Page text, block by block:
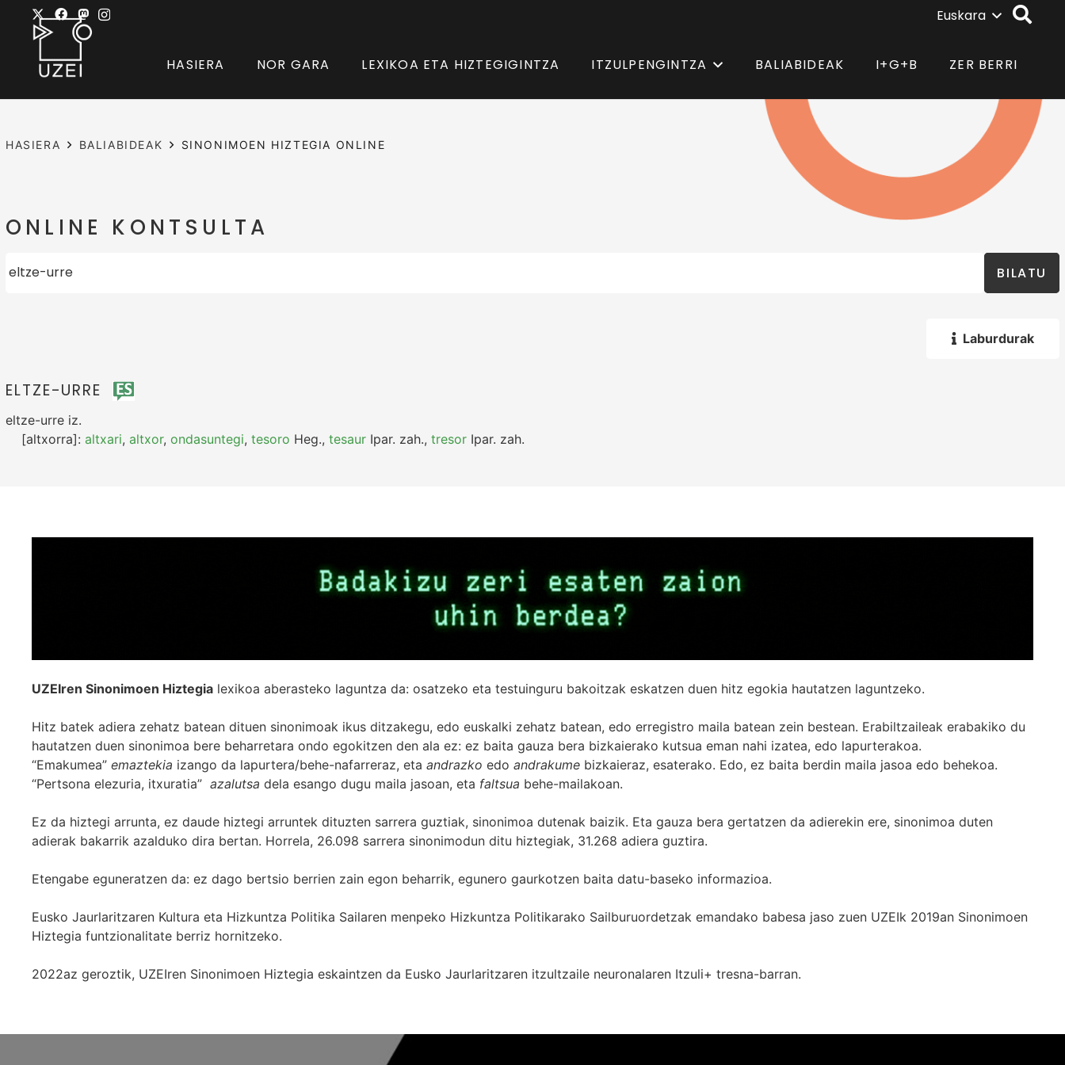
Euskara
HASIERA NOR GARA LEXIKOA ETA HIZTEGIGINTZA ITZULPENGINTZA BALIABIDEAK I+G+B ZER BERRI
HASIERA BALIABIDEAK SINONIMOEN HIZTEGIA ONLINE
ONLINE KONTSULTA
BILATU
Laburdurak
ELTZE-URRE
eltze-urre iz.
[altxorra]: altxari, altxor, ondasuntegi, tesoro Heg., tesaur Ipar. zah., tresor Ipar. zah.
UZEIren Sinonimoen Hiztegia lexikoa aberasteko laguntza da: osatzeko eta testuinguru bakoitzak eskatzen duen hitz egokia hautatzen laguntzeko.
Hitz batek adiera zehatz batean dituen sinonimoak ikus ditzakegu, edo euskalki zehatz batean, edo erregistro maila batean zein bestean. Erabiltzaileak erabakiko du
hautatzen duen sinonimoa bere beharretara ondo egokitzen den ala ez: ez baita gauza bera bizkaierako kutsua eman nahi izatea, edo lapurterakoa.
“Emakumea” emaztekia izango da lapurtera/behe-nafarreraz, eta andrazko edo andrakume bizkaieraz, esaterako. Edo, ez baita berdin maila jasoa edo behekoa.
“Pertsona elezuria, itxuratia” azalutsa dela esango dugu maila jasoan, eta faltsua behe-mailakoan.
Ez da hiztegi arrunta, ez daude hiztegi arruntek dituzten sarrera guztiak, sinonimoa dutenak baizik. Eta gauza bera gertatzen da adierekin ere, sinonimoa duten
adierak bakarrik azalduko dira bertan. Horrela, 26.098 sarrera sinonimodun ditu hiztegiak, 31.268 adiera guztira.
Etengabe eguneratzen da: ez dago bertsio berrien zain egon beharrik, egunero gaurkotzen baita datu-baseko informazioa.
Eusko Jaurlaritzaren Kultura eta Hizkuntza Politika Sailaren menpeko Hizkuntza Politikarako Sailburuordetzak emandako babesa jaso zuen UZEIk 2019an Sinonimoen
Hiztegia funtzionalitate berriz hornitzeko.
2022az geroztik, UZEIren Sinonimoen Hiztegia eskaintzen da Eusko Jaurlaritzaren itzultzaile neuronalaren Itzuli+ tresna-barran.